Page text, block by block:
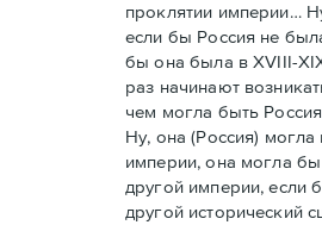
проклятии империи…
если бы Россия не
бы она была в XVIII-
раз начинают
чем могла быть
Ну, она (Россия)
империи, она могла
другой империи, если
другой исторический